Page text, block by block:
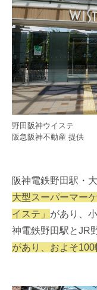
野田阪神ウイステ
阪急阪神不動産 提供
阪神電鉄野田駅・
大型スーパーマー
イステ」 があり、
神電鉄野田駅とJR
があり、およそ100